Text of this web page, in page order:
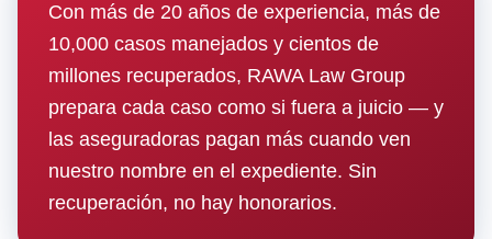
Con más de 20 años de experiencia, más de
10,000 casos manejados y cientos de
millones recuperados, RAWA Law Group
prepara cada caso como si fuera a juicio — y
las aseguradoras pagan más cuando ven
nuestro nombre en el expediente. Sin
recuperación, no hay honorarios.